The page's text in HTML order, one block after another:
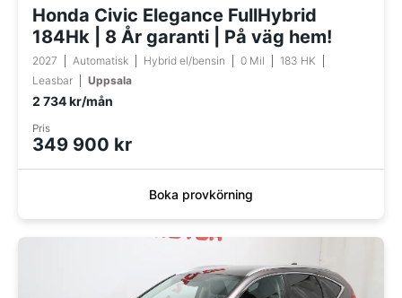
Honda Civic Elegance FullHybrid
184Hk | 8 År garanti | På väg hem!
2027 Automatisk Hybrid el/bensin 0 Mil
183 HK
Leasbar
Uppsala
2 734 kr/mån
Pris
349 900 kr
Boka provkörning